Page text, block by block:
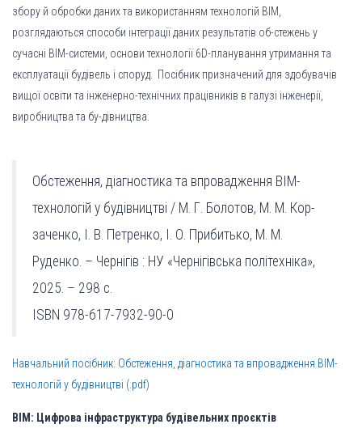
збору й обробки даних та використанням технологій ВІМ,
розглядаються способи інтеграції даних результатів об-стежень у
сучасні BIM-системи, основи технології 6D-планування утримання та
експлуатації будівель і споруд. Посібник призначений для здобувачів
вищої освіти та інженерно-технічних працівників в галузі інженерії,
виробництва та бу-дівництва.
Обстеження, діагностика та впровадження BIM-
технологій у будівництві / М. Г. Болотов, М. М. Кор-
заченко, І. В. Петренко, І. О. Прибитько, М. М.
Руденко. – Чернігів : НУ «Чернігівська політехніка»,
2025. – 298 с.
ISBN 978-617-7932-90-0
Навчальний посібник: Обстеження, діагностика та впровадження BIM-
технологій у будівництві (.pdf)
BIM: Цифрова інфраструктура будівельних проєктів